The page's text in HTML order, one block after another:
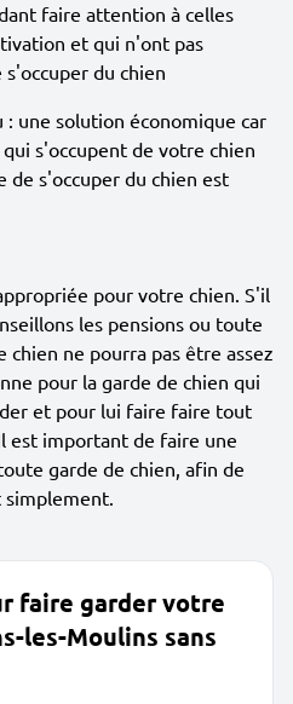
faire attention à celles
et qui n'ont pas
du chien
une solution économique car
s'occupent de votre chien
de s'occuper du chien est
pour votre chien. S'il
les pensions ou toute
ne pourra pas être assez
pour la garde de chien qui
et pour lui faire faire tout
est important de faire une
garde de chien, afin de
simplement.
faire garder votre
les-Moulins sans